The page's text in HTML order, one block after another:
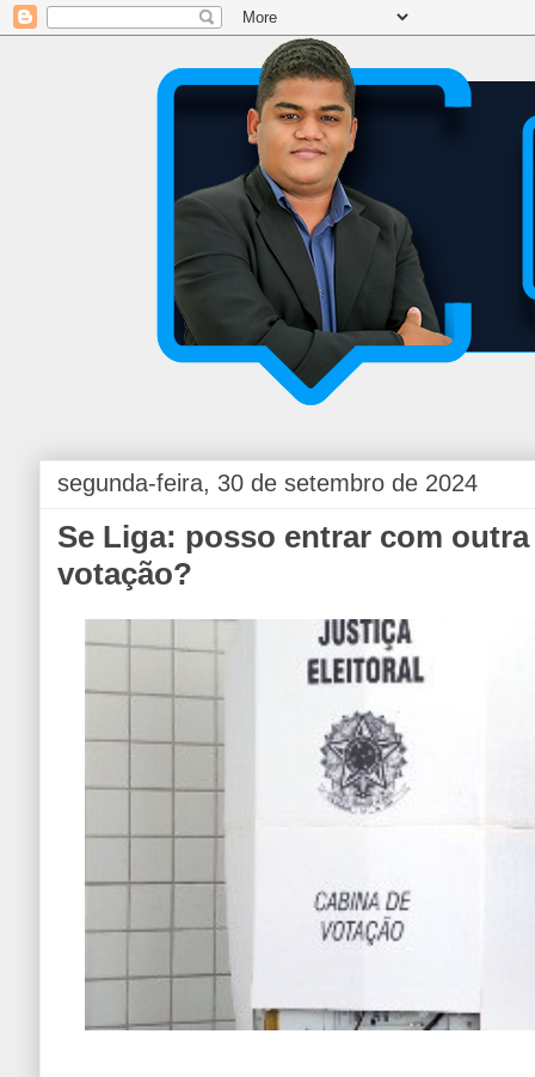
segunda-feira, 30 de setembro de 2024
Se Liga: posso entrar com
votação?